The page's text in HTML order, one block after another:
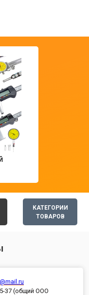
КАТЕГОРИИ
ТОВАРОВ
37 (общий ООО